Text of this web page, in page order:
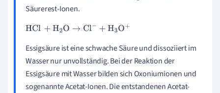
Säurerest-Ionen.
HCl+H2O→Cl-+ H3O+
Essigsäure ist eine schwache Säure und dissoziiert im
Wasser nur unvollständig. Bei der Reaktion der
Essigsäure mit Wasser bilden sich Oxoniumionen und
sogenannte Acetat-Ionen. Die entstandenen Acetat-